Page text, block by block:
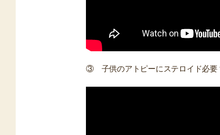
③ 子供のアトピーにステロイド必要